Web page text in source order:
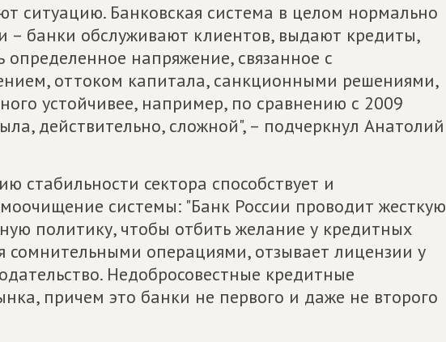
ситуацию. Банковская система в целом нормально
– банки обслуживают клиентов, выдают кредиты,
напряжение, связанное с
оттоком капитала, санкционными решениями,
устойчивее, например, по сравнению с 2009
действительно, сложной", – подчеркнул Анатолий
стабильности сектора способствует и
системы: "Банк России проводит жесткую
политику, чтобы отбить желание у кредитных
сомнительными операциями, отзывает лицензии у
Недобросовестные кредитные
причем это банки не первого и даже не второго